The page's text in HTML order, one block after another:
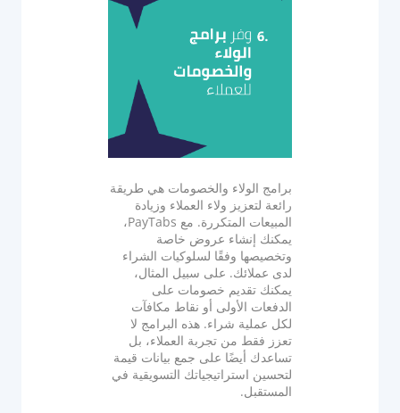
منصة تنظيم المدفوعات
نقاط البيع اللاتلامسية
منصة تنظيم العمليات البنكية
نظام الدفع الوطني
نظام التحويل للاستحواذ البنكي
وحدة التحكم في أجهزة الصراف الآلي
إدارة أجهزة نقاط البيع
منصة إصدار PayTabs
برامج الولاء والخصومات هي طريقة
رائعة لتعزيز ولاء العملاء وزيادة
المبيعات المتكررة. مع PayTabs،
يمكنك إنشاء عروض خاصة
وتخصيصها وفقًا لسلوكيات الشراء
لدى عملائك. على سبيل المثال،
يمكنك تقديم خصومات على
الدفعات الأولى أو نقاط مكافآت
لكل عملية شراء. هذه البرامج لا
تعزز فقط من تجربة العملاء، بل
تساعدك أيضًا على جمع بيانات قيمة
لتحسين استراتيجياتك التسويقية في
المستقبل.